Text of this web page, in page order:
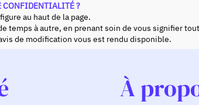
CONFIDENTIALITÉ ?
au haut de la page.
temps à autre, en prenant soin de vous signifier
de modification vous est rendu disponible.
À